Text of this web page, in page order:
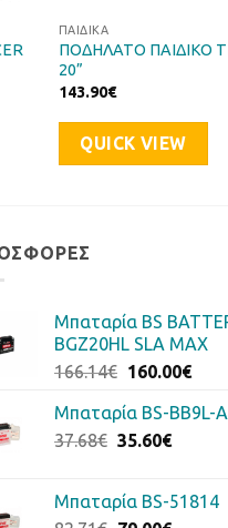
ΠΑΙΔΙΚΆ
ΠΟΔΗΛΑΤΟ ΠΑΙΔΙΚΟ
20”
143.90€
QUICK VIEW
Μπαταρία BS
BGZ20HL SLA MAX
166.14€ Original
was:
166.14€.
160.00€Η
τιμή
Μπαταρία BS-BB9L-
37.68€ Original
37.68€.
35.60€Η
είναι:
Μπαταρία BS-51814